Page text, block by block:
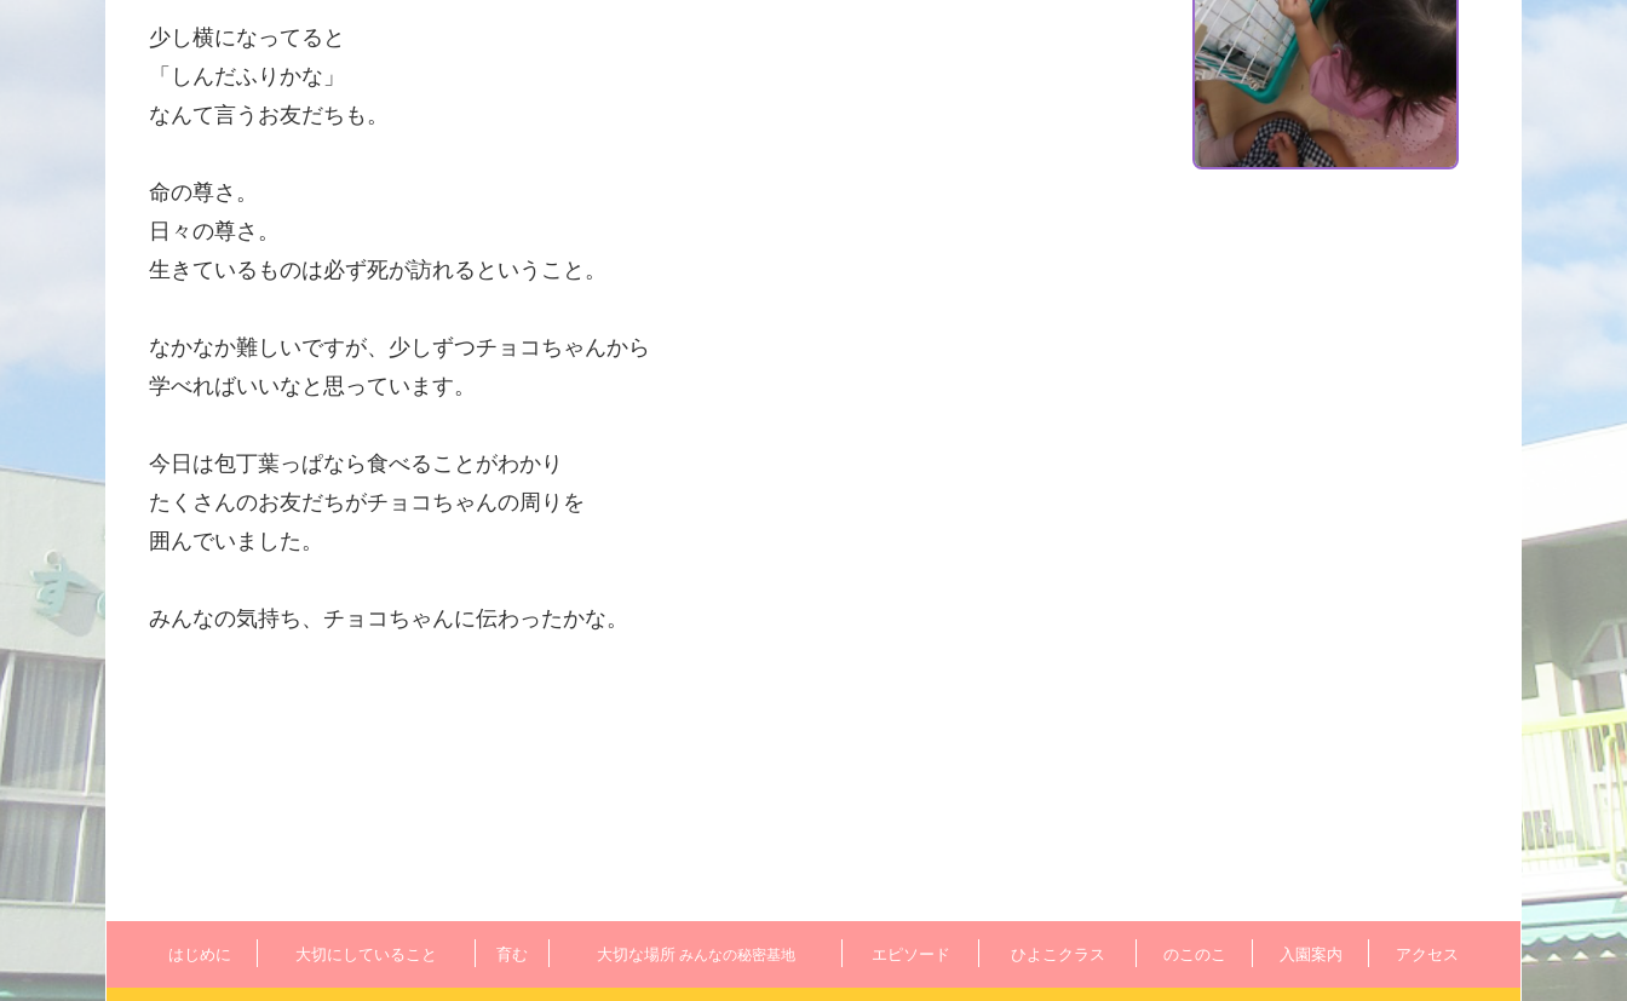
少し横になってると
「しんだふりかな」
なんて言うお友だちも。
命の尊さ。
日々の尊さ。
生きているものは必ず死が訪れるということ。
なかなか難しいですが、少しずつチョコちゃんから
学べればいいなと思っています。
今日は包丁葉っぱなら食べることがわかり
たくさんのお友だちがチョコちゃんの周りを
囲んでいました。
みんなの気持ち、チョコちゃんに伝わったかな。
はじめに 大切にしていること 育む 大切な場所 みんなの秘密基地 エピソード ひよこクラス のこのこ 入園案内 アクセス